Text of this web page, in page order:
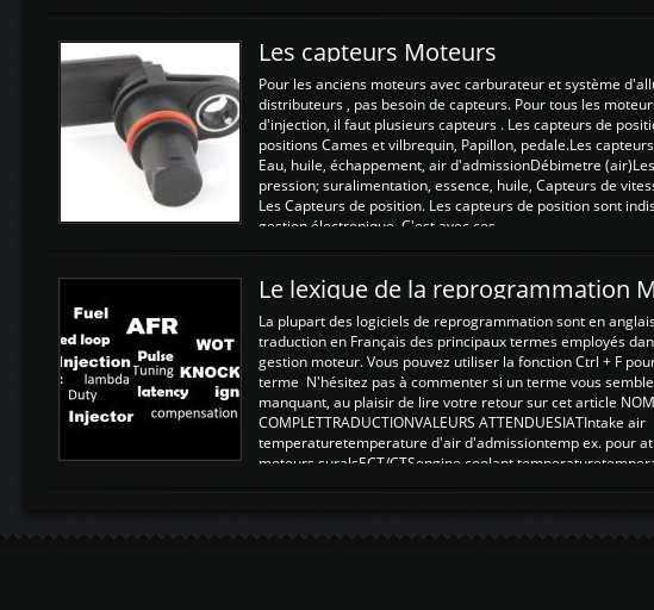
Les capteurs Moteurs
Pour les anciens moteurs avec carburateur et système
distributeurs , pas besoin de capteurs. Pour tous les
d'injection, il faut plusieurs capteurs . Les capteurs de
positions Cames et vilbrequin, Papillon, pedale.Les
Eau, huile, échappement, air d'admissionDébimetre
pression; suralimentation, essence, huile, Capteurs de
Les Capteurs de position. Les capteurs de position sont
gestion électronique. C'est avec ces ...
Le lexique de la reprogrammation
La plupart des logiciels de reprogrammation sont en
traduction en Français des principaux termes employés
gestion moteur. Vous pouvez utiliser la fonction Ctrl + F
terme N'hésitez pas à commenter si un terme vous
manquant, au plaisir de lire votre retour sur cet article
COMPLETTRADUCTIONVALEURS ATTENDUESIATIntake air
temperaturetemperature d'air d'admissiontemp ex. pour
moteurs suralsECT/CTSengine coolant